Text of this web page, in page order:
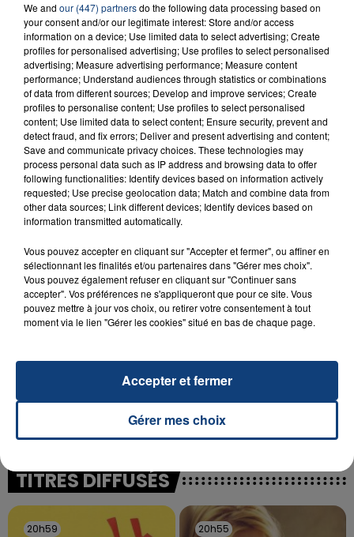
FIL D'ACTU
23 juillet 2026
INCENDIE MORTEL À LENS : UNE FEMME ET
SON BÉBÉ ENTRE LA VIE ET LA...
Un homme s'est immolé par le feu après avoir
aspergé sa compagne et leur bébé de trois mois
d'un liquide inflammable.
UNE ADOLESCENTE DEVANT SE FAIRE
OPÉRER DE LA CHEVILLE RESSORT DE LA...
La famille a porté plainte contre la clinique qui a
excuses.
TITRES DIFFUSÉS
20h59
20h59 20h55
20h55
We and our (447) partnersdo the following data processing based on
your consent and/or our legitimate interest: Store and/or access
information on a device; Use limited data to select advertising; Create
profiles for personalised advertising; Use profiles to select personalised
advertising; Measure advertising performance; Measure content
performance; Understand audiences through statistics or combinations
of data from different sources; Develop and improve services; Create
profiles to personalise content; Use profiles to select personalised
content; Use limited data to select content; Ensure security, prevent and
detect fraud, and fix errors; Deliver and present advertising and content;
Save and communicate privacy choices. These technologies may
process personal data such as IP address and browsing data to offer
following functionalities: Identify devices based on information actively
requested; Use precise geolocation data; Match and combine data from
other data sources; Link different devices; Identify devices based on
information transmitted automatically.
Vous pouvez accepter en cliquant sur "Accepter et fermer", ou affiner en
sélectionnant les finalités et/ou partenaires dans "Gérer mes choix".
Vous pouvez également refuser en cliquant sur "Continuer sans
accepter". Vos préférences ne s'appliqueront que pour ce site. Vous
pouvez mettre à jour vos choix, ou retirer votre consentement à tout
moment via le lien "Gérer les cookies" situé en bas de chaque page.
Gérer mes choix
Accepter et fermer